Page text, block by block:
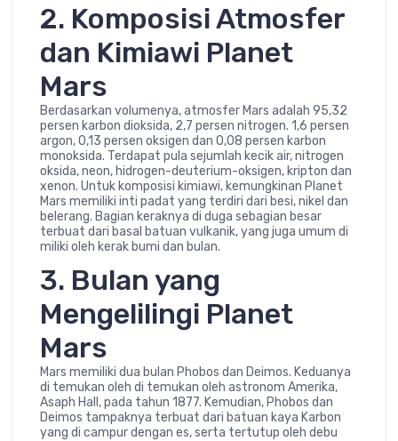
2. Komposisi Atmosfer
dan Kimiawi Planet
Mars
Berdasarkan volumenya, atmosfer Mars adalah 95,32
persen karbon dioksida, 2,7 persen nitrogen. 1,6 persen
argon, 0,13 persen oksigen dan 0,08 persen karbon
monoksida. Terdapat pula sejumlah kecik air, nitrogen
oksida, neon, hidrogen-deuterium-oksigen, kripton dan
xenon. Untuk komposisi kimiawi, kemungkinan Planet
Mars memiliki inti padat yang terdiri dari besi, nikel dan
belerang. Bagian keraknya di duga sebagian besar
terbuat dari basal batuan vulkanik, yang juga umum di
miliki oleh kerak bumi dan bulan.
3. Bulan yang
Mengelilingi Planet
Mars
Mars memiliki dua bulan Phobos dan Deimos. Keduanya
di temukan oleh di temukan oleh astronom Amerika,
Asaph Hall, pada tahun 1877. Kemudian, Phobos dan
Deimos tampaknya terbuat dari batuan kaya Karbon
yang di campur dengan es, serta tertutup oleh debu